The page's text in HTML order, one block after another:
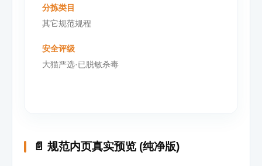
分拣类目
其它规范规程
安全评级
大猫严选·已脱敏杀毒
📄 规范内页真实预览 (纯净版)